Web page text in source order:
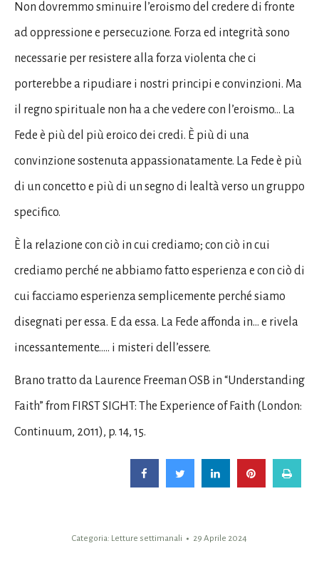
Non dovremmo sminuire l’eroismo del credere di fronte
ad oppressione e persecuzione. Forza ed integrità sono
necessarie per resistere alla forza violenta che ci
porterebbe a ripudiare i nostri principi e convinzioni. Ma
il regno spirituale non ha a che vedere con l’eroismo… La
Fede è più del più eroico dei credi. È più di una
convinzione sostenuta appassionatamente. La Fede è più
di un concetto e più di un segno di lealtà verso un gruppo
specifico.
È la relazione con ciò in cui crediamo; con ciò in cui
crediamo perché ne abbiamo fatto esperienza e con ciò di
cui facciamo esperienza semplicemente perché siamo
disegnati per essa. E da essa. La Fede affonda in… e rivela
incessantemente….. i misteri dell’essere.
Brano tratto da Laurence Freeman OSB in “Understanding
Faith” from FIRST SIGHT: The Experience of Faith (London:
Continuum, 2011), p. 14, 15.
Categoria: Letture settimanali 29 Aprile 2024